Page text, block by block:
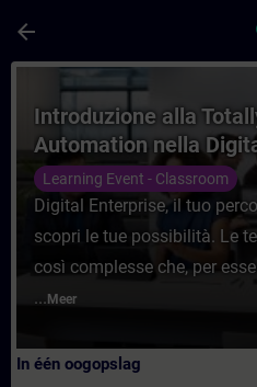
arrow_back
Cursus -
Introduzione alla
Automation nella
Learning Event - Classroom
Digital Enterprise, il tuo
scopri le tue possibilità. Le
così complesse che, per
... Meer
In één oogopslag